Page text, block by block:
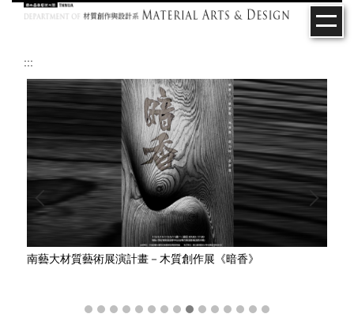
:::
南藝大材質藝術展演計畫－木質創作展《暗香》